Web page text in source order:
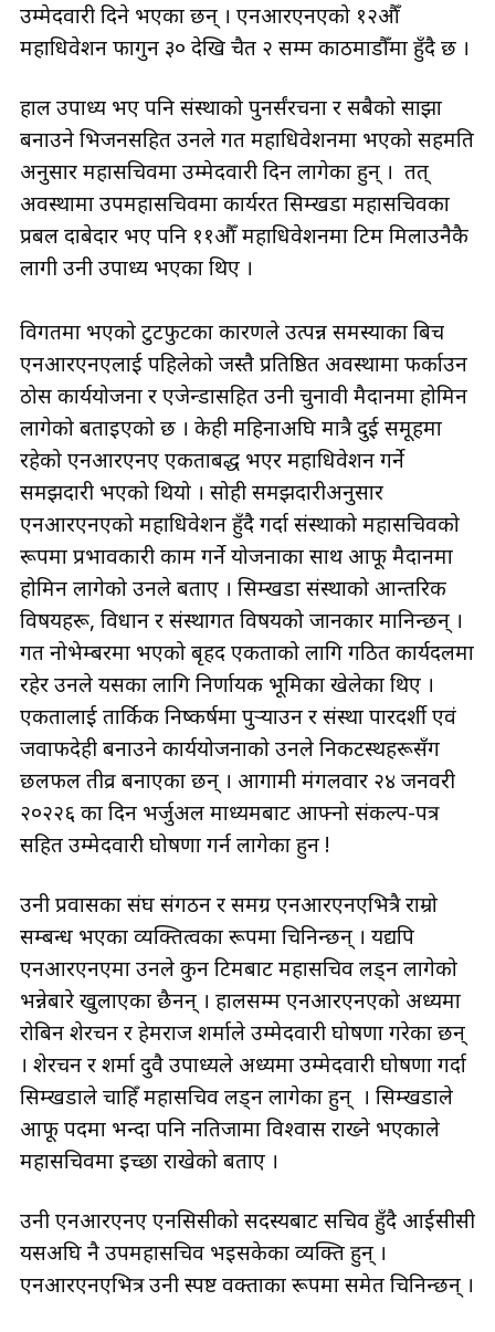
उम्मेदवारी दिने भएका छन् । एनआरएनएको १२औँ
महाधिवेशन फागुन ३० देखि चैत २ सम्म काठमाडौँमा हुँदै छ ।
हाल उपाध्यक्ष भए पनि संस्थाको पुनर्संरचना र सबैको साझा
बनाउने भिजनसहित उनले गत महाधिवेशनमा भएको सहमति
अनुसार महासचिवमा उम्मेदवारी दिन लागेका हुन् । तत्
अवस्थामा उपमहासचिवमा कार्यरत सिम्खडा महासचिवका
प्रबल दाबेदार भए पनि ११औँ महाधिवेशनमा टिम मिलाउनैकै
लागी उनी उपाध्यक्ष भएका थिए ।
विगतमा भएको टुटफुटका कारणले उत्पन्न समस्याका बिच
एनआरएनएलाई पहिलेको जस्तै प्रतिष्ठित अवस्थामा फर्काउन
ठोस कार्ययोजना र एजेन्डासहित उनी चुनावी मैदानमा होमिन
लागेको बताइएको छ । केही महिनाअघि मात्रै दुई समूहमा
रहेको एनआरएनए एकताबद्ध भएर महाधिवेशन गर्ने
समझदारी भएको थियो । सोही समझदारीअनुसार
एनआरएनएको महाधिवेशन हुँदै गर्दा संस्थाको महासचिवको
रूपमा प्रभावकारी काम गर्ने योजनाका साथ आफू मैदानमा
होमिन लागेको उनले बताए । सिम्खडा संस्थाको आन्तरिक
विषयहरू, विधान र संस्थागत विषयको जानकार मानिन्छन् ।
गत नोभेम्बरमा भएको बृहद एकताको लागि गठित कार्यदलमा
रहेर उनले यसका लागि निर्णायक भूमिका खेलेका थिए ।
एकतालाई तार्किक निष्कर्षमा पुर्‍याउन र संस्था पारदर्शी एवं
जवाफदेही बनाउने कार्ययोजनाको उनले निकटस्थहरूसँग
छलफल तीव्र बनाएका छन् । आगामी मंगलवार २४ जनवरी
२०२२६ का दिन भर्जुअल माध्यमबाट आफ्नो संकल्प-पत्र
सहित उम्मेदवारी घोषणा गर्न लागेका हुन !
उनी प्रवासका संघ संगठन र समग्र एनआरएनएभित्रै राम्रो
सम्बन्ध भएका व्यक्तित्वका रूपमा चिनिन्छन् । यद्यपि
एनआरएनएमा उनले कुन टिमबाट महासचिव लड्न लागेको
भन्नेबारे खुलाएका छैनन् । हालसम्म एनआरएनएको अध्यक्षमा
रोबिन शेरचन र हेमराज शर्माले उम्मेदवारी घोषणा गरेका छन्
। शेरचन र शर्मा दुवै उपाध्यक्षले अध्यक्षमा उम्मेदवारी घोषणा गर्दा
सिम्खडाले चाहिँ महासचिव लड्न लागेका हुन् । सिम्खडाले
आफू पदमा भन्दा पनि नतिजामा विश्वास राख्ने भएकाले
महासचिवमा इच्छा राखेको बताए ।
उनी एनआरएनए एनसिसीको सदस्यबाट सचिव हुँदै आईसीसी
यसअघि नै उपमहासचिव भइसकेका व्यक्ति हुन् ।
एनआरएनएभित्र उनी स्पष्ट वक्ताका रूपमा समेत चिनिन्छन् ।